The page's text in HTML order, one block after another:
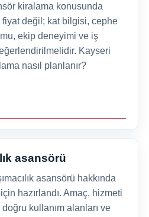
kiralama konusunda
değil; kat bilgisi, cephe
ekip deneyimi ve iş
Kayseri
nasıl planlanır?
asansörü
asansörü hakkında
hazırlandı. Amaç, hizmeti
kullanım alanları ve